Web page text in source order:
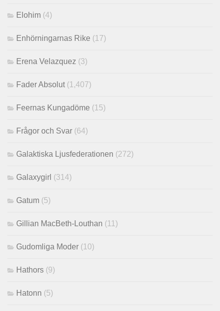
Elohim (4)
Enhörningarnas Rike (17)
Erena Velazquez (3)
Fader Absolut (1,407)
Feernas Kungadöme (15)
Frågor och Svar (64)
Galaktiska Ljusfederationen (272)
Galaxygirl (314)
Gatum (5)
Gillian MacBeth-Louthan (11)
Gudomliga Moder (10)
Hathors (9)
Hatonn (5)